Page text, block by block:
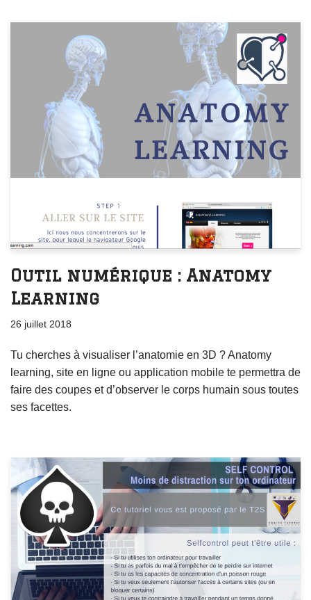
Outil numérique : Anatomy
Learning
26 juillet 2018
Tu cherches à visualiser l’anatomie en 3D ? Anatomy
learning, site en ligne ou application mobile te permettra de
faire des coupes et d’observer le corps humain sous toutes
ses facettes.